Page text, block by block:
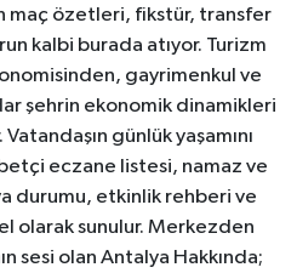
maç özetleri, fikstür, transfer
kalbi burada atıyor. Turizm
gayrimenkul ve
şehrin ekonomik dinamikleri
günlük yaşamını
eczane listesi, namaz ve
durumu, etkinlik rehberi ve
olarak sunulur. Merkezden
sesi olan Antalya Hakkında;